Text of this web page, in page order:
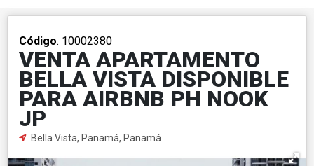
Código. 10002380
VENTA APARTAMENTO
BELLA VISTA DISPONIBLE
PARA AIRBNB PH NOOK
JP
Bella Vista, Panamá, Panamá